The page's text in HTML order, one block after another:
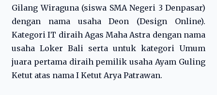
Gilang Wiraguna (siswa SMA Negeri 3 Denpasar)
dengan nama usaha Deon (Design Online).
Kategori IT diraih Agas Maha Astra dengan nama
usaha Loker Bali serta untuk kategori Umum
juara pertama diraih pemilik usaha Ayam Guling
Ketut atas nama I Ketut Arya Patrawan.